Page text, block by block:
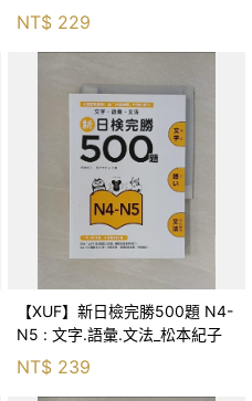
NT$ 229
【XUF】新日檢完勝500題 N4-
N5 : 文字.語彙.文法_松本紀子
NT$ 239